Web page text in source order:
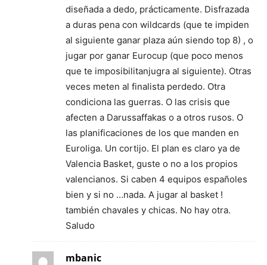
diseñada a dedo, prácticamente. Disfrazada
a duras pena con wildcards (que te impiden
al siguiente ganar plaza aún siendo top 8) , o
jugar por ganar Eurocup (que poco menos
que te imposibilitanjugra al siguiente). Otras
veces meten al finalista perdedo. Otra
condiciona las guerras. O las crisis que
afecten a Darussaffakas o a otros rusos. O
las planificaciones de los que manden en
Euroliga. Un cortijo. El plan es claro ya de
Valencia Basket, guste o no a los propios
valencianos. Si caben 4 equipos españoles
bien y si no …nada. A jugar al basket !
también chavales y chicas. No hay otra.
Saludo
mbanic